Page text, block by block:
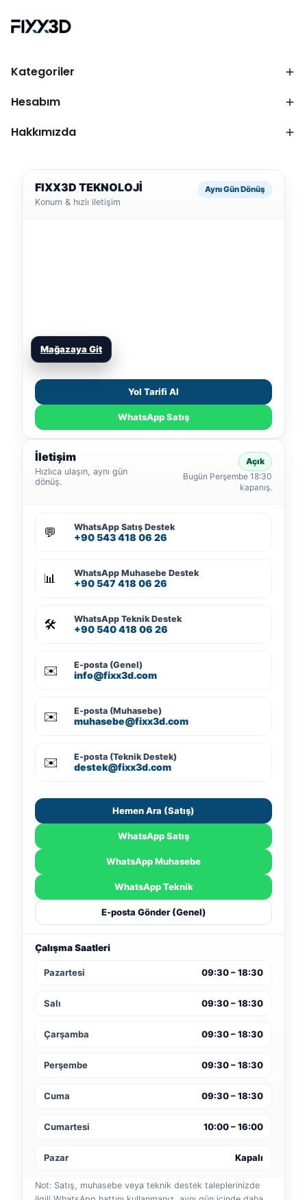
Kategoriler
Hesabım
Hakkımızda
FIXX3D TEKNOLOJİ
Konum & hızlı iletişim
Aynı Gün Dönüş
Mağazaya Git
Yol Tarifi Al
WhatsApp Satış
İletişim
Hızlıca ulaşın, aynı gün
dönüş.
Açık
Bugün Perşembe 18:30
kapanış.
💬 WhatsApp Satış Destek
+90 543 418 06 26
📊 WhatsApp Muhasebe Destek
+90 547 418 06 26
🛠️ WhatsApp Teknik Destek
+90 540 418 06 26
✉️ E-posta (Genel)
info@fixx3d.com
✉️ E-posta (Muhasebe)
muhasebe@fixx3d.com
✉️ E-posta (Teknik Destek)
destek@fixx3d.com
Hemen Ara (Satış)
WhatsApp Satış
WhatsApp Muhasebe
WhatsApp Teknik
E-posta Gönder (Genel)
Çalışma Saatleri
Pazartesi 09:30 – 18:30
Salı 09:30 – 18:30
Çarşamba 09:30 – 18:30
Perşembe 09:30 – 18:30
Cuma 09:30 – 18:30
Cumartesi 10:00 – 16:00
Pazar Kapalı
Not: Satış, muhasebe veya teknik destek taleplerinizde